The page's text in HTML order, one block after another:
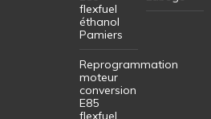
flexfuel
éthanol
Pamiers
Reprogrammation
moteur
conversion
E85
flexfuel